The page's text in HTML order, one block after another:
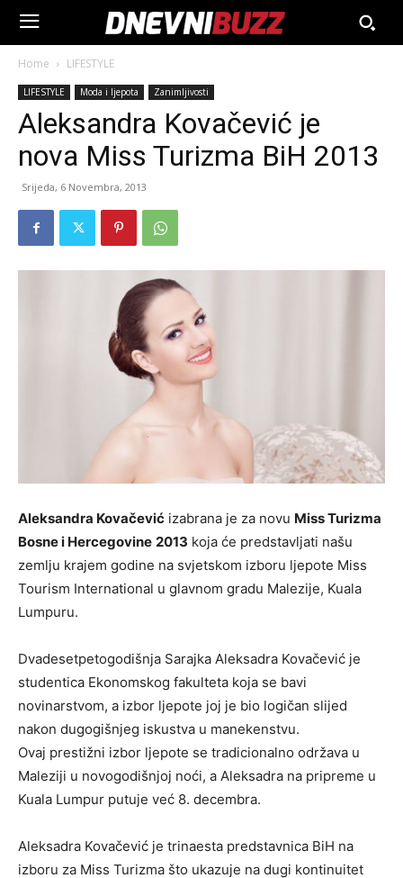
Home LIFESTYLE
LIFESTYLE Moda i ljepota Zanimljivosti
Aleksandra Kovačević je
nova Miss Turizma BiH 2013
Srijeda, 6 Novembra, 2013
Aleksandra Kovačević izabrana je za novu Miss Turizma
Bosne i Hercegovine 2013 koja će predstavljati našu
zemlju krajem godine na svjetskom izboru ljepote Miss
Tourism International u glavnom gradu Malezije, Kuala
Lumpuru.
Dvadesetpetogodišnja Sarajka Aleksadra Kovačević je
studentica Ekonomskog fakulteta koja se bavi
novinarstvom, a izbor ljepote joj je bio logičan slijed
nakon dugogišnjeg iskustva u manekenstvu.
Ovaj prestižni izbor ljepote se tradicionalno održava u
Maleziji u novogodišnjoj noći, a Aleksadra na pripreme u
Kuala Lumpur putuje već 8. decembra.
Aleksadra Kovačević je trinaesta predstavnica BiH na
izboru za Miss Turizma što ukazuje na dugi kontinuitet